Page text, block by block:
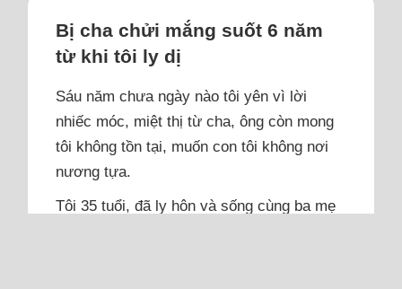
Bị cha chửi mắng suốt 6 năm
từ khi tôi ly dị
Sáu năm chưa ngày nào tôi yên vì lời
nhiếc móc, miệt thị từ cha, ông còn mong
tôi không tồn tại, muốn con tôi không nơi
nương tựa.
Tôi 35 tuổi, đã ly hôn và sống cùng ba mẹ